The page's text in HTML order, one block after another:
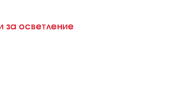
за осветление